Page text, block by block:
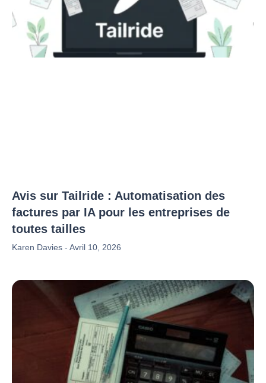
Avis sur Tailride : Automatisation des
factures par IA pour les entreprises de
toutes tailles
Karen Davies Avril 10, 2026